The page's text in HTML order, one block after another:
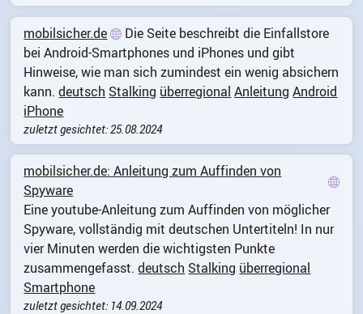
mobilsicher.de
Die Seite beschreibt die Einfallstore
bei Android-Smartphones und iPhones und gibt
Hinweise, wie man sich zumindest ein wenig absichern
kann. deutsch Stalking überregional Anleitung Android
iPhone
zuletzt gesichtet: 25.08.2024
mobilsicher.de: Anleitung zum Auffinden von
Spyware
Eine youtube-Anleitung zum Auffinden von möglicher
Spyware, vollständig mit deutschen Untertiteln! In nur
vier Minuten werden die wichtigsten Punkte
zusammengefasst. deutsch Stalking überregional
Smartphone
zuletzt gesichtet: 14.09.2024